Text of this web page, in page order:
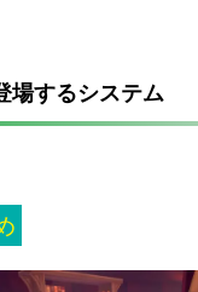
場するシステム